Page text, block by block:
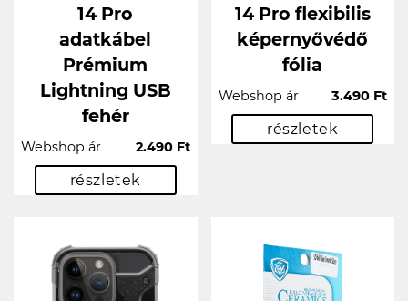
14 Pro
adatkábel
Prémium
Lightning USB
fehér
Webshop ár 2.490 Ft
részletek
14 Pro flexibilis
képernyővédő
fólia
Webshop ár 3.490 Ft
részletek